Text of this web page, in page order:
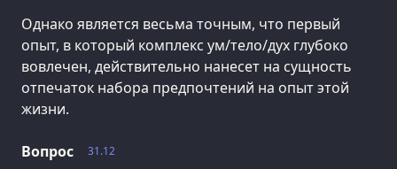
Однако является весьма точным, что первый
опыт, в который комплекс ум/тело/дух глубоко
вовлечен, действительно нанесет на сущность
отпечаток набора предпочтений на опыт этой
жизни.
31.12
Вопрос